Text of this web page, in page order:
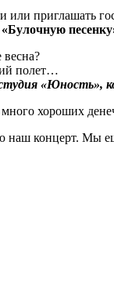
или приглашать
весна?
полет…
«Юность»,
много хороших
концерт. Мы